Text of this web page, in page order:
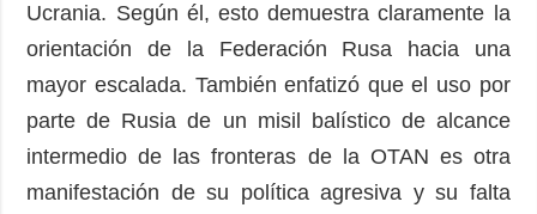
Ucrania. Según él, esto demuestra claramente la
orientación de la Federación Rusa hacia una
mayor escalada. También enfatizó que el uso por
parte de Rusia de un misil balístico de alcance
intermedio de las fronteras de la OTAN es otra
manifestación de su política agresiva y su falta